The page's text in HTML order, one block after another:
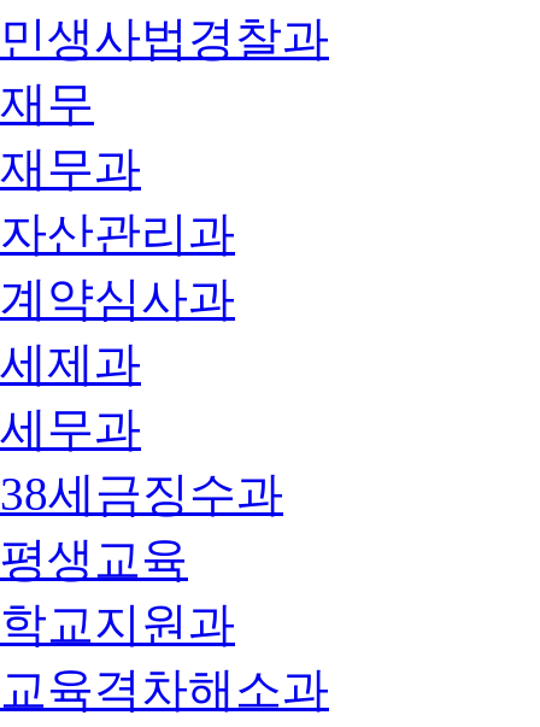
민생사법경찰과
재무
재무과
자산관리과
계약심사과
세제과
세무과
38세금징수과
평생교육
학교지원과
교육격차해소과